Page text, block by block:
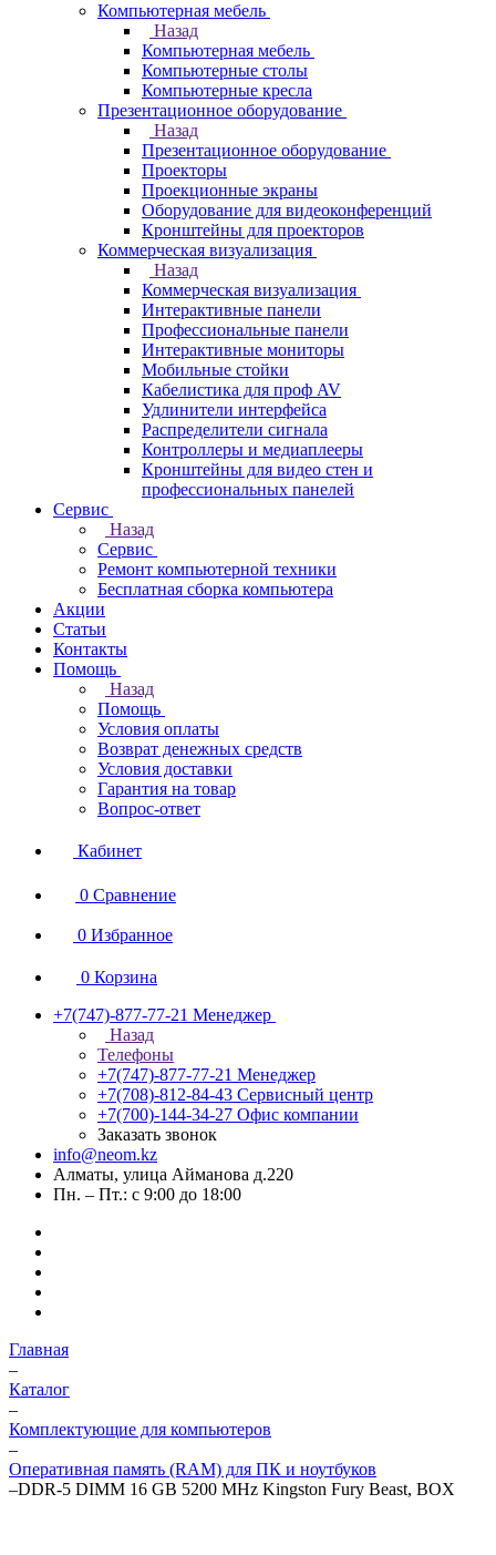
Компьютерная мебель
Назад
Компьютерная мебель
Компьютерные столы
Компьютерные кресла
Презентационное оборудование
Назад
Презентационное оборудование
Проекторы
Проекционные экраны
Оборудование для видеоконференций
Кронштейны для проекторов
Коммерческая визуализация
Назад
Коммерческая визуализация
Интерактивные панели
Профессиональные панели
Интерактивные мониторы
Мобильные стойки
Кабелистика для проф AV
Удлинители интерфейса
Распределители сигнала
Контроллеры и медиаплееры
Кронштейны для видео стен и
профессиональных панелей
Сервис
Назад
Сервис
Ремонт компьютерной техники
Бесплатная сборка компьютера
Акции
Статьи
Контакты
Помощь
Назад
Помощь
Условия оплаты
Возврат денежных средств
Условия доставки
Гарантия на товар
Вопрос-ответ
Кабинет
0 Сравнение
0 Избранное
0 Корзина
+7(747)-877-77-21 Менеджер
Назад
Телефоны
+7(747)-877-77-21 Менеджер
+7(708)-812-84-43 Сервисный центр
+7(700)-144-34-27 Офис компании
Заказать звонок
info@neom.kz
Алматы, улица Айманова д.220
Пн. – Пт.: с 9:00 до 18:00
Главная
–
Каталог
–
Комплектующие для компьютеров
–
Оперативная память (RAM) для ПК и ноутбуков
–DDR-5 DIMM 16 GB 5200 MHz Kingston Fury Beast, BOX